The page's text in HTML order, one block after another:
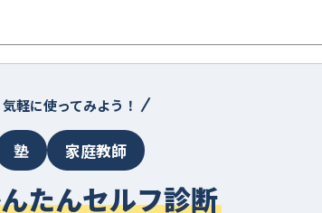
気軽に使ってみよう！
塾 家庭教師
たんセルフ診断